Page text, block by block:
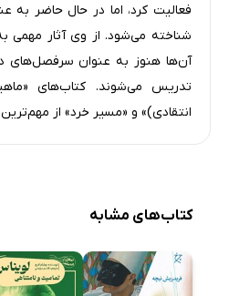
فعالیت کرد، اما در حال حاضر به
شناخته می‌شود. از وی آثار مهمی
آن‌ها هنوز به عنوان سرفصل‌های
تدریس می‌شوند. کتاب‌های
انتقادی)» و «مسیر خرد» از
کتاب‌های مشابه